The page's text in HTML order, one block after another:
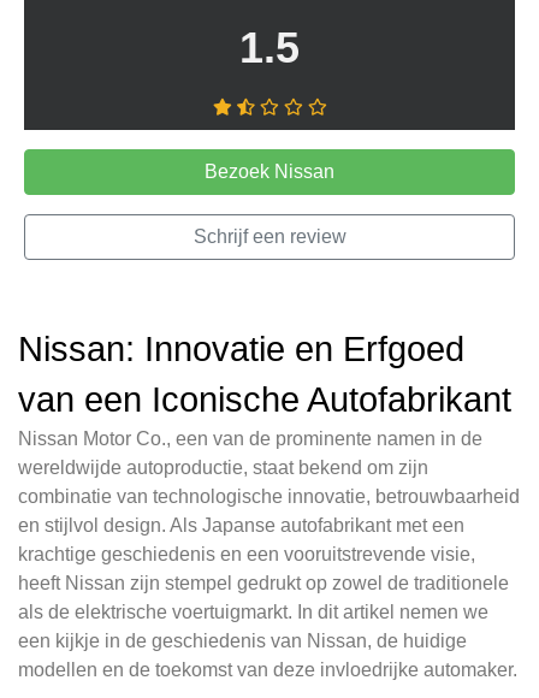
1.5
Bezoek Nissan
Schrijf een review
Nissan: Innovatie en Erfgoed
van een Iconische Autofabrikant
Nissan Motor Co., een van de prominente namen in de
wereldwijde autoproductie, staat bekend om zijn
combinatie van technologische innovatie, betrouwbaarheid
en stijlvol design. Als Japanse autofabrikant met een
krachtige geschiedenis en een vooruitstrevende visie,
heeft Nissan zijn stempel gedrukt op zowel de traditionele
als de elektrische voertuigmarkt. In dit artikel nemen we
een kijkje in de geschiedenis van Nissan, de huidige
modellen en de toekomst van deze invloedrijke automaker.